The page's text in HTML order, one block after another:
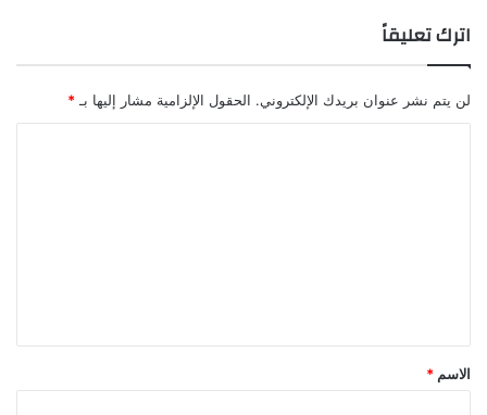
اترك تعليقاً
لن يتم نشر عنوان بريدك الإلكتروني. الحقول الإلزامية مشار إليها بـ *
*
الاسم *